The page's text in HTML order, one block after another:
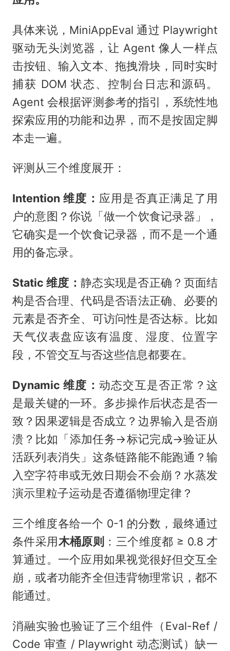
具体来说，MiniAppEval 通过 Playwright
驱动无头浏览器，让 Agent 像人一样点
击按钮、输入文本、拖拽滑块，同时实时
捕获 DOM 状态、控制台日志和源码。
Agent 会根据评测参考的指引，系统性地
探索应用的功能和边界，而不是按固定脚
本走一遍。
评测从三个维度展开：
Intention 维度： 应用是否真正满足了用
户的意图？你说「做一个饮食记录器」，
它确实是一个饮食记录器，而不是一个通
用的备忘录。
Static 维度：静态实现是否正确？页面结
构是否合理、代码是否语法正确、必要的
元素是否齐全、可访问性是否达标。比如
天气仪表盘应该有温度、湿度、位置字
段，不管交互与否这些信息都要在。
Dynamic 维度： 动态交互是否正常？这
是最关键的一环。多步操作后状态是否一
致？因果逻辑是否成立？边界输入是否崩
溃？比如「添加任务→标记完成→验证从
活跃列表消失」这条链路能不能跑通？输
入空字符串或无效日期会不会崩？水蒸发
演示里粒子运动是否遵循物理定律？
三个维度各给一个 0-1 的分数，最终通过
条件采用木桶原则 ：三个维度都 ≥ 0.8 才
算通过。一个应用如果视觉很好但交互全
崩，或者功能齐全但违背物理常识，都不
能通过。
消融实验也验证了三个组件（Eval-Ref /
Code 审查 / Playwright 动态测试）缺一